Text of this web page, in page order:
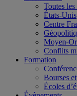
Toutes
États-Unis
Centre
Moyen-
Conflits
Formation
Bourses
Écoles